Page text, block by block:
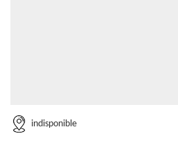
indisponible